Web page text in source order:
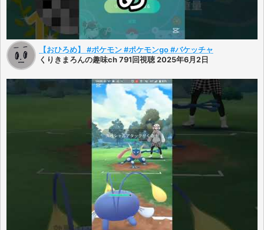
【おひろめ】 #ポケモン #ポケモンgo #バケッチャ
くりきまろんの趣味ch 791回視聴 2025年6月2日